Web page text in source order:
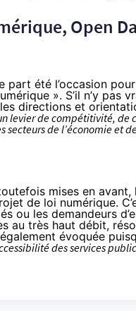
Open
part été l’occasion
». S’il n’y pas
directions et
levier de compétitivité, de
secteurs de l’économie et
mises en
de loi numérique.
ou les demandeurs
au très haut débit,
évoquée
des services